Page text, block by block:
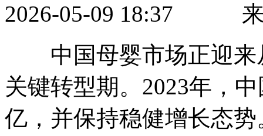
2026-05-09 18:37 来
中国母婴市场正迎来
关键转型期。2023年，
亿，并保持稳健增长态